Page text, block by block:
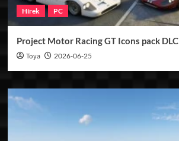
Hírek PC
Project Motor Racing GT Icons pack DLC
Toya 2026-06-25